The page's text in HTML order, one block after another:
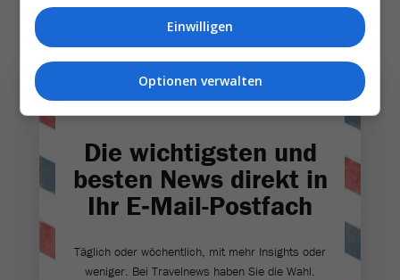
Die wichtigsten und
besten News direkt in
Ihr E‑Mail-Postfach
Täglich oder wöchentlich, mit mehr Insights oder
weniger. Bei Travel­news haben Sie die Wahl.
Einwilligen
Optionen verwalten